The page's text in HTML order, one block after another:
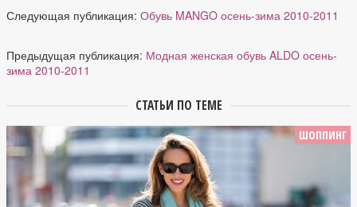
Следующая публикация: Обувь MANGO осень-зима 2010-2011
Предыдущая публикация: Модная женская обувь ALDO осень-
зима 2010-2011
СТАТЬИ ПО ТЕМЕ
ШОППИНГ